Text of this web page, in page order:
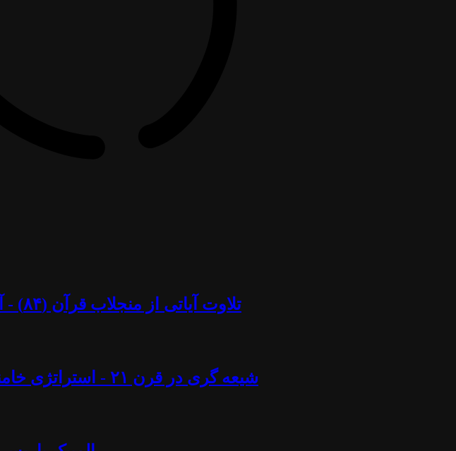
تلاوت آیاتی از منجلاب قرآن (۸۴) - آزادی بیان، تابوشکنی، بت‌شکنی – مرزها و محدودیت‌ها؟ - آزاد فارسانی
شیعه گری در قرن ۲۱ - استراتژی خامنه ای، نصرالله، اسماعیل هنیه، پوتین، چاوز و مادورو - دکتر جلال ایجادی